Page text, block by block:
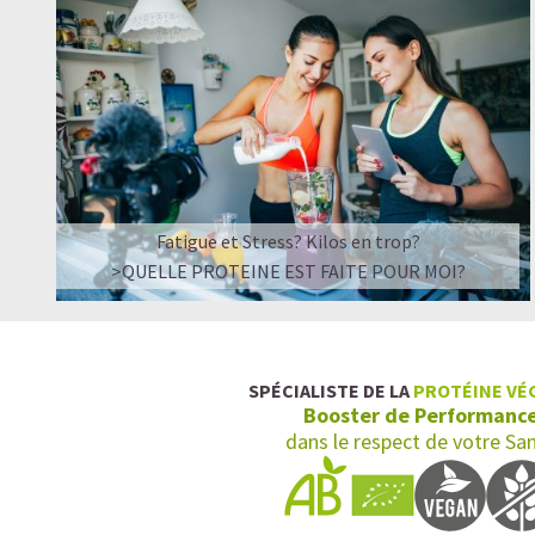
Fatigue et Stress? Kilos en trop?
>QUELLE PROTEINE EST FAITE POUR MOI?
SPÉCIALISTE DE LA PROTÉINE
Booster de
dans le respect de votre